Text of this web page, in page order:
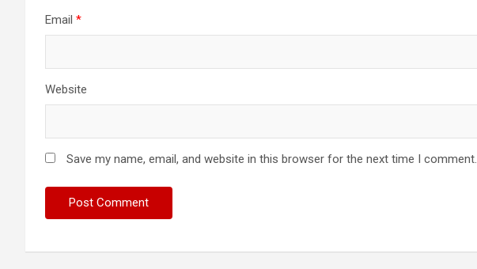
Email *
Website
Save my name, email, and website in this browser for the next time I comment.